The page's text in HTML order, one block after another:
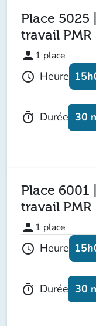
Place 5025
travail PMR
person 1 place
schedule Heure
timer Durée 30
Place 6001
travail PMR
person 1 place
schedule Heure
timer Durée 30